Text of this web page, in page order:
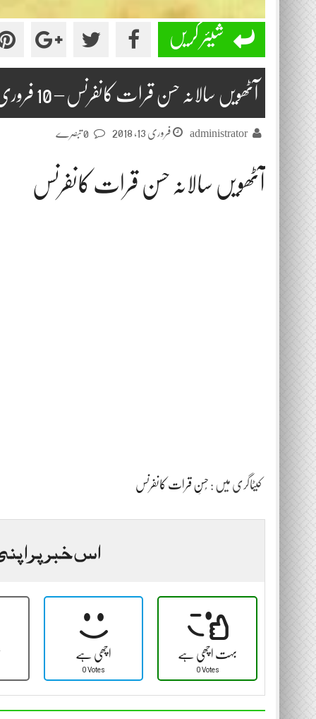
شیئر کریں
آٹھویں سالانہ حسن قرات کانفرنس – 10 فروری 2018 حصہ دوئم
administrator فروری 13, 2018
آٹھویں سالانہ حسن قرات کانفرنس
کیٹاگری میں : حُسنِ قرات کانفرنس
اس خبر پر
اچھی ہے
0 Votes
بہت اچھی ہے
0 Votes